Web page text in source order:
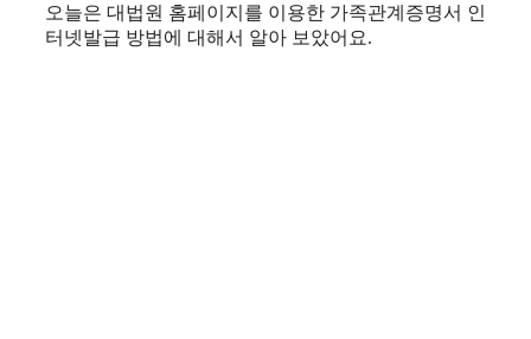
오늘은 대법원 홈페이지를 이용한 가족관계증명서 인
터넷발급 방법에 대해서 알아 보았어요.